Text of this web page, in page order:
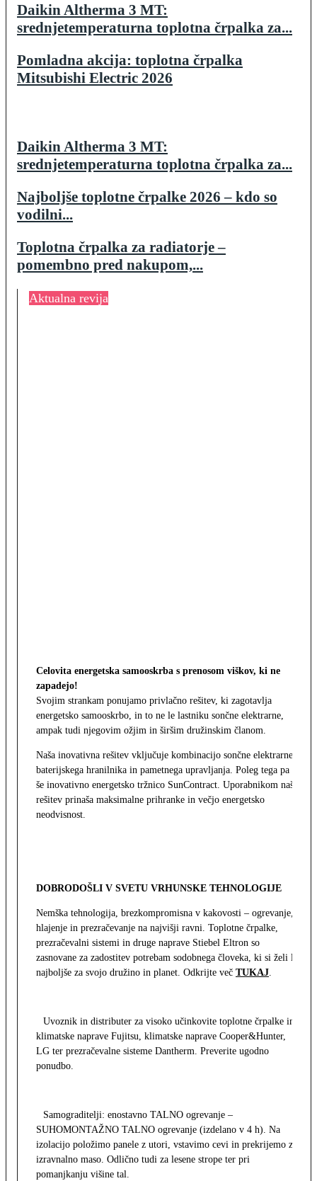
Daikin Altherma 3 MT:
srednjetemperaturna toplotna črpalka za...
Pomladna akcija: toplotna črpalka
Mitsubishi Electric 2026
Daikin Altherma 3 MT:
srednjetemperaturna toplotna črpalka za...
Najboljše toplotne črpalke 2026 – kdo so
vodilni...
Toplotna črpalka za radiatorje –
pomembno pred nakupom,...
Aktualna revija
Celovita energetska samooskrba s prenosom viškov, ki ne
zapadejo!
Svojim strankam ponujamo privlačno rešitev, ki zagotavlja
energetsko samooskrbo, in to ne le lastniku sončne elektrarne,
ampak tudi njegovim ožjim in širšim družinskim članom.
Naša inovativna rešitev vključuje kombinacijo sončne elektrarne,
baterijskega hranilnika in pametnega upravljanja. Poleg tega pa
še inovativno energetsko tržnico SunContract. Uporabnikom naša
rešitev prinaša maksimalne prihranke in večjo energetsko
neodvisnost.
DOBRODOŠLI V SVETU VRHUNSKE TEHNOLOGIJE
Nemška tehnologija, brezkompromisna v kakovosti – ogrevanje,
hlajenje in prezračevanje na najvišji ravni. Toplotne črpalke,
prezračevalni sistemi in druge naprave Stiebel Eltron so
zasnovane za zadostitev potrebam sodobnega človeka, ki si želi le
najboljše za svojo družino in planet. Odkrijte več TUKAJ
Uvoznik in distributer za visoko učinkovite toplotne črpalke in
klimatske naprave Fujitsu, klimatske naprave Cooper&Hunter,
LG ter prezračevalne sisteme Dantherm. Preverite ugodno
ponudbo.
Samograditelji: enostavno TALNO ogrevanje –
SUHOMONTAŽNO TALNO ogrevanje (izdelano v 4 h). Na
izolacijo položimo panele z utori, vstavimo cevi in prekrijemo z
izravnalno maso. Odlično tudi za lesene strope ter pri
pomanjkanju višine tal.